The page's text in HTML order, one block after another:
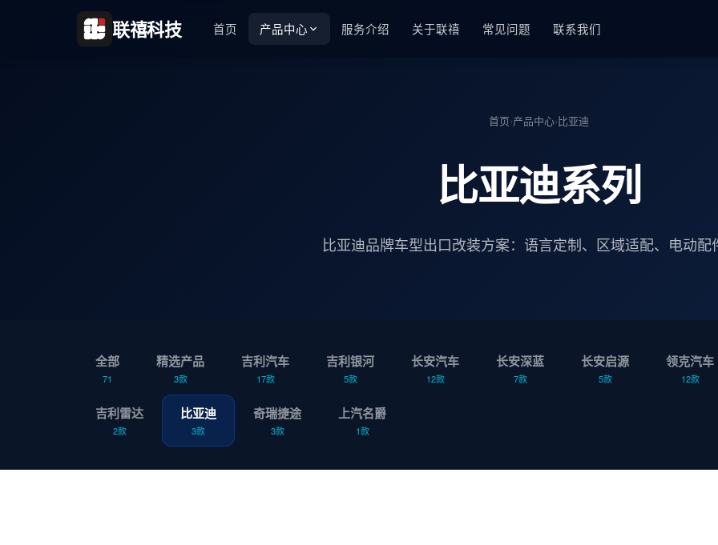
联禧科技 首页 产品中心 服务介绍 关于联禧 常见问题 联系我们
首页›产品中心›比亚迪
比亚迪系列
比亚迪品牌车型出口改装方案：语言定制、区域适配、电动配
全部
71
精选产品
3款
吉利汽车
17款
吉利银河
5款
长安汽车
12款
长安深蓝
7款
长安启源
5款
领克汽车
12款
吉利雷达
2款
比亚迪
3款
奇瑞捷途
3款
上汽名爵
1款